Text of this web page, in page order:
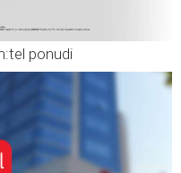
ponudi